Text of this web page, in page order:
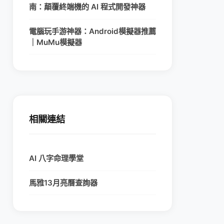
南：顛覆終端機的 AI 程式開發神器
電腦玩手游神器：Android模擬器推薦
｜MuMu模擬器
相關連結
AI 八字命理學堂
馬雅13月亮曆查詢器